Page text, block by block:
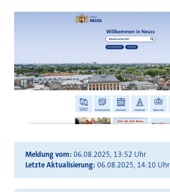
Meldung vom 06.08.2025, 13:52 Uhr
Letzte Aktualisierung 06.08.2025, 14:10 Uhr